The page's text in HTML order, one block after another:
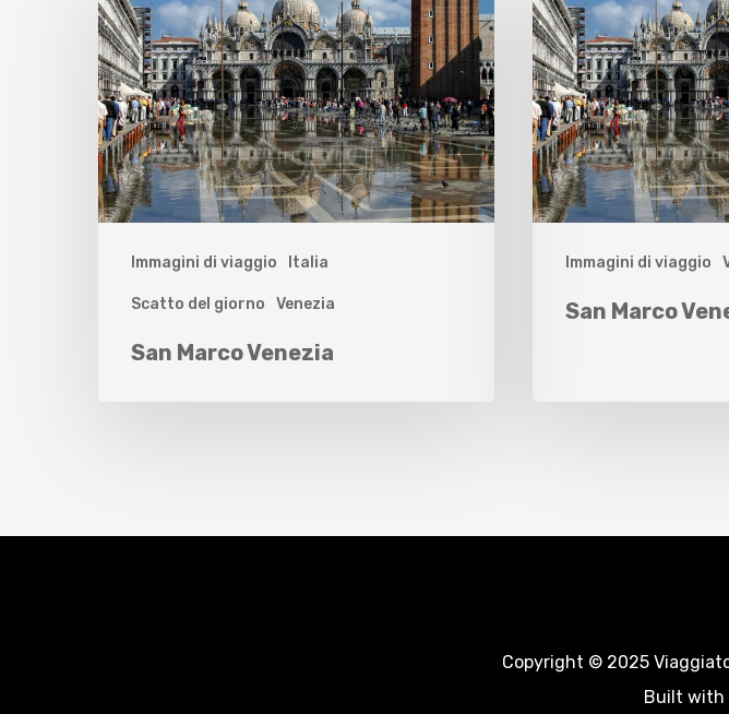
Immagini di viaggio Italia
Scatto del giorno Venezia
San Marco Venezia
Immagini di viaggio
San Marco
Copyright © 2025
Built with